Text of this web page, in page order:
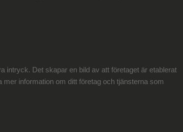
intryck. Det skapar en bild av att företaget är etablerat
information om ditt företag och tjänsterna som